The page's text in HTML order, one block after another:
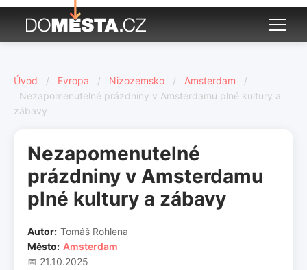
Úvod / Evropa / Nizozemsko / Amsterdam
/
Nezapomenutelné prázdniny v Amsterdamu plné kultury a
zábavy
Nezapomenutelné
prázdniny v Amsterdamu
plné kultury a zábavy
Autor: Tomáš Rohlena
Město: Amsterdam
📅 21.10.2025